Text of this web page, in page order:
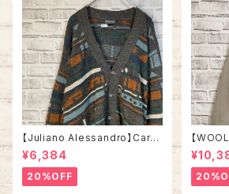
【Juliano Alessandro】Cardi
gan L Made in ITALY “EUR
O LINE” カーディガン 総柄 ウ
ール混合 イタリア製 ユーロライ
ン ヨーロッパ 古着
¥6,384
20%OFF
【
g
A 70s
ナイロ
米国製